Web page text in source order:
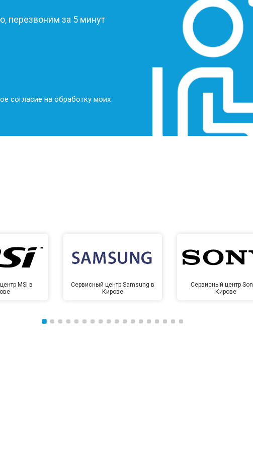
от 1100 ₽
от 1500 ₽
от 100 мин
от 3990
перезвоним за 5 минут
согласие на обработку моих
MSI в
Сервисный центр Samsung в
Кирове
Сервисный центр
Кирове